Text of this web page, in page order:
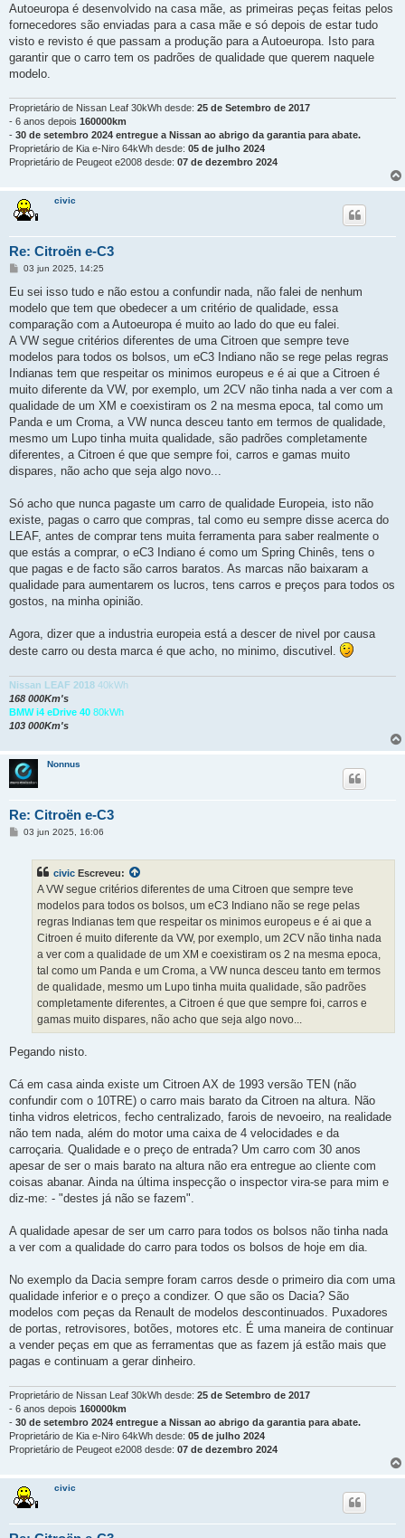
Autoeuropa é desenvolvido na casa mãe, as primeiras peças feitas pelos
fornecedores são enviadas para a casa mãe e só depois de estar tudo
visto e revisto é que passam a produção para a Autoeuropa. Isto para
garantir que o carro tem os padrões de qualidade que querem naquele
modelo.
Proprietário de Nissan Leaf 30kWh desde: 25 de Setembro de 2017
- 6 anos depois 160000km
- 30 de setembro 2024 entregue a Nissan ao abrigo da garantia para abate.
Proprietário de Kia e-Niro 64kWh desde: 05 de julho 2024
Proprietário de Peugeot e2008 desde: 07 de dezembro 2024
civic
Re: Citroën e-C3
M
n
a
g
m
03 jun 2025, 14:25
Eu sei isso tudo e não estou a confundir nada, não falei de nenhum
modelo que tem que obedecer a um critério de qualidade, essa
comparação com a Autoeuropa é muito ao lado do que eu falei.
A VW segue critérios diferentes de uma Citroen que sempre teve
modelos para todos os bolsos, um eC3 Indiano não se rege pelas regras
Indianas tem que respeitar os minimos europeus e é ai que a Citroen é
muito diferente da VW, por exemplo, um 2CV não tinha nada a ver com a
qualidade de um XM e coexistiram os 2 na mesma epoca, tal como um
Panda e um Croma, a VW nunca desceu tanto em termos de qualidade,
mesmo um Lupo tinha muita qualidade, são padrões completamente
diferentes, a Citroen é que que sempre foi, carros e gamas muito
dispares, não acho que seja algo novo...
Só acho que nunca pagaste um carro de qualidade Europeia, isto não
existe, pagas o carro que compras, tal como eu sempre disse acerca do
LEAF, antes de comprar tens muita ferramenta para saber realmente o
que estás a comprar, o eC3 Indiano é como um Spring Chinês, tens o
que pagas e de facto são carros baratos. As marcas não baixaram a
qualidade para aumentarem os lucros, tens carros e preços para todos os
gostos, na minha opinião.
Agora, dizer que a industria europeia está a descer de nivel por causa
deste carro ou desta marca é que acho, no minimo, discutivel.
Nissan LEAF 2018 40kWh
168 000Km's
BMW i4 eDrive 40 80kWh
103 000Km's
Nonnus
Re: Citroën e-C3
M03 jun 2025, 16:06
civic Escreveu:
A VW segue critérios diferentes de uma Citroen que sempre teve
modelos para todos os bolsos, um eC3 Indiano não se rege pelas
regras Indianas tem que respeitar os minimos europeus e é ai que a
Citroen é muito diferente da VW, por exemplo, um 2CV não tinha nada
a ver com a qualidade de um XM e coexistiram os 2 na mesma epoca,
tal como um Panda e um Croma, a VW nunca desceu tanto em termos
de qualidade, mesmo um Lupo tinha muita qualidade, são padrões
completamente diferentes, a Citroen é que que sempre foi, carros e
gamas muito dispares, não acho que seja algo novo...
Pegando nisto.
Cá em casa ainda existe um Citroen AX de 1993 versão TEN (não
confundir com o 10TRE) o carro mais barato da Citroen na altura. Não
tinha vidros eletricos, fecho centralizado, farois de nevoeiro, na realidade
não tem nada, além do motor uma caixa de 4 velocidades e da
carroçaria. Qualidade e o preço de entrada? Um carro com 30 anos
apesar de ser o mais barato na altura não era entregue ao cliente com
coisas abanar. Ainda na última inspecção o inspector vira-se para mim e
diz-me: - "destes já não se fazem".
A qualidade apesar de ser um carro para todos os bolsos não tinha nada
a ver com a qualidade do carro para todos os bolsos de hoje em dia.
No exemplo da Dacia sempre foram carros desde o primeiro dia com uma
qualidade inferior e o preço a condizer. O que são os Dacia? São
modelos com peças da Renault de modelos descontinuados. Puxadores
de portas, retrovisores, botões, motores etc. É uma maneira de continuar
a vender peças em que as ferramentas que as fazem já estão mais que
pagas e continuam a gerar dinheiro.
Proprietário de Nissan Leaf 30kWh desde: 25 de Setembro de 2017
- 6 anos depois 160000km
- 30 de setembro 2024 entregue a Nissan ao abrigo da garantia para abate.
Proprietário de Kia e-Niro 64kWh desde: 05 de julho 2024
Proprietário de Peugeot e2008 desde: 07 de dezembro 2024
civic